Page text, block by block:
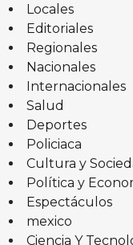
Locales
Editoriales
Regionales
Nacionales
Internacionales
Salud
Deportes
Policiaca
Cultura y
Política y
Espectáculos
mexico
Ciencia Y